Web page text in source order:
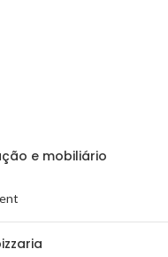
e mobiliário